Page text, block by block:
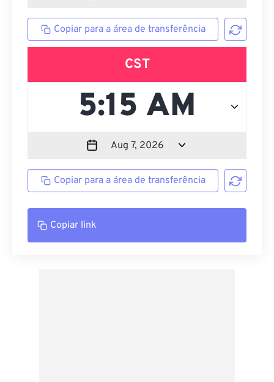
Copiar para a área de transferência
CST
Copiar para a área de transferência
Copiar link